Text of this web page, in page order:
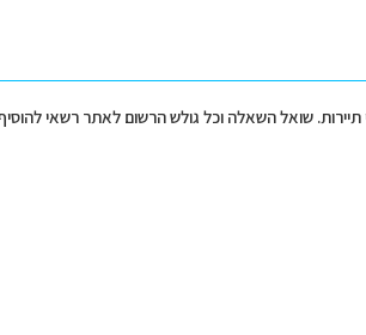
תיירות. שואל השאלה וכל גולש הרשום לאתר רשאי